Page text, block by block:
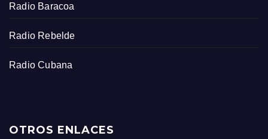
Radio Baracoa
Radio Rebelde
Radio Cubana
OTROS ENLACES